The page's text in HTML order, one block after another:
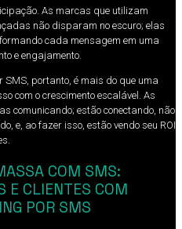
As marcas que utilizam
não disparam no escuro; elas
cada mensagem em uma
e engajamento.
SMS, portanto, é mais do que uma
com o crescimento escalável. As
comunicando; estão conectando, não
e, ao fazer isso, estão vendo seu ROI
COM SMS:
E CLIENTES COM
POR SMS